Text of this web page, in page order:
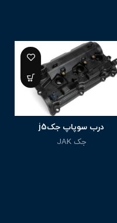
درب سوپاپ جکj5
جک JAK